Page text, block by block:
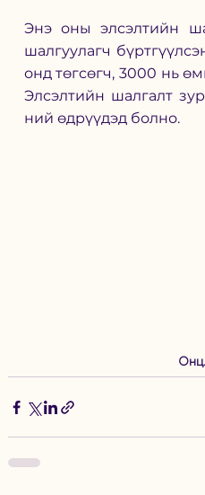
Энэ оны элсэлтийн
шалгуулагч
онд төгсөгч, 3000 нь
Элсэлтийн шалгалт
ний өдрүүдэд болно.